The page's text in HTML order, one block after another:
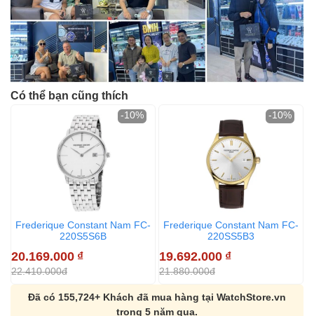
Có thể bạn cũng thích
Frederique Constant Nam FC-
220S5S6B
20.169.000 ₫
22.410.000đ
-10%
Frederique Constant Nam FC-
220SS5B3
19.692.000 ₫
21.880.000đ
-10%
Đã có 155,724+ Khách đã mua hàng tại WatchStore.vn
trong 5 năm qua.